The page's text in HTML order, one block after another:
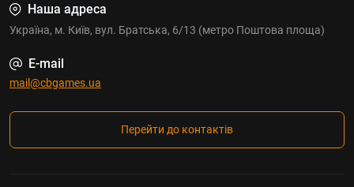
Наша адреса
Україна, м. Київ, вул. Братська, 6/13 (метро Поштова площа)
E-mail
mail@cbgames.ua
Перейти до контактів